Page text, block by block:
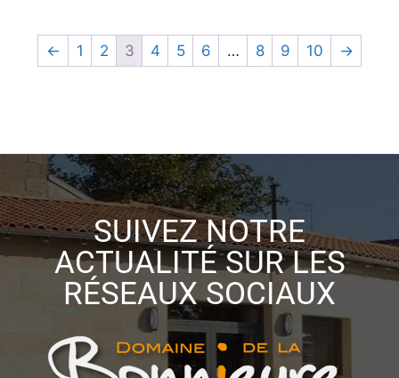
← 1 2 3 4 5 6 … 8 9 10 →
SUIVEZ NOTRE
ACTUALITÉ SUR LES
RÉSEAUX SOCIAUX